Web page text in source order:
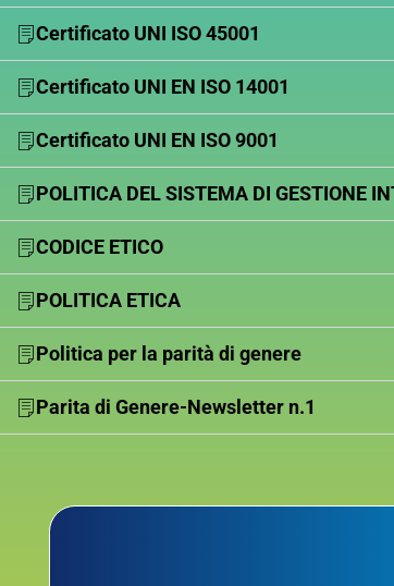
Certificato UNI ISO 45001
Certificato UNI EN ISO 14001
Certificato UNI EN ISO 9001
POLITICA DEL SISTEMA DI GESTIONE
CODICE ETICO
POLITICA ETICA
Politica per la parità di genere
Parita di Genere-Newsletter n.1